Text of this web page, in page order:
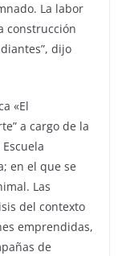
La labor
construcción
dijo
«El
a cargo de la
en el que se
Las
del contexto
emprendidas,
de